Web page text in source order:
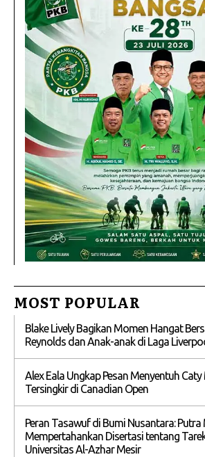
MOST POPULAR
Blake Lively Bagikan Momen Hangat
Reynolds dan Anak-anak di Laga
Alex Eala Ungkap Pesan Menyentuh
Tersingkir di Canadian Open
Peran Tasawuf di Bumi Nusantara:
Mempertahankan Disertasi tentang
Universitas Al-Azhar Mesir